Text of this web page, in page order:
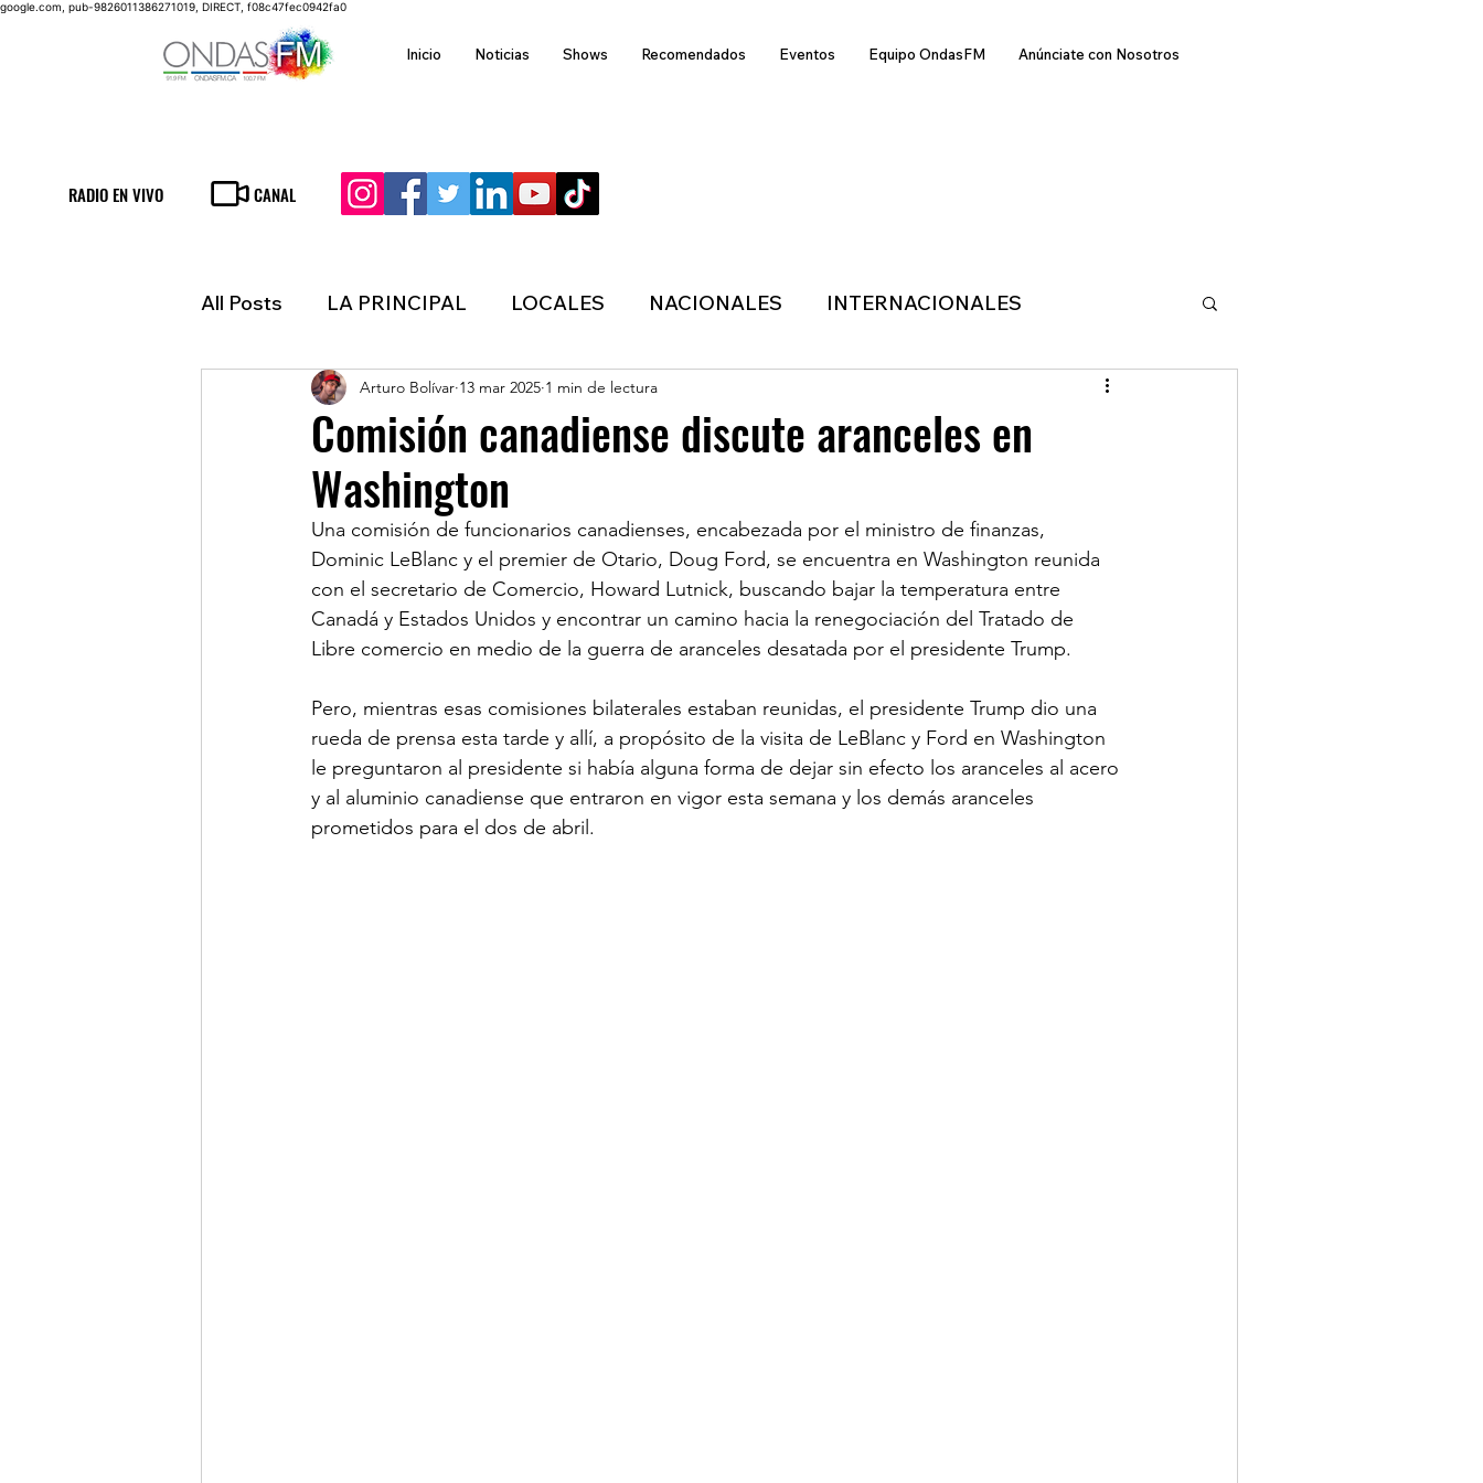
google.com, pub-9826011386271019, DIRECT, f08c47fec0942fa0
Inicio Noticias Shows Recomendados Eventos Equipo OndasFM Anúnciate con Nosotros
RADIO EN VIVO CANAL
All Posts LA PRINCIPAL LOCALES NACIONALES INTERNACIONALES
ESPECTACULOS FINANZAS ECONÓMICA TECNOLOGIA
LATINOAMERICA INMIGRACION
LINKS DE INTERES RECOMENDADO DE LA SEMANA REDES 20 MINUTOS
Comisión canadiense discute aranceles en
Washington
Arturo Bolívar 13 mar 2025 1 min de lectura
Una comisión de funcionarios canadienses, encabezada por el ministro de finanzas,
Dominic LeBlanc y el premier de Otario, Doug Ford, se encuentra en Washington reunida
con el secretario de Comercio, Howard Lutnick, buscando bajar la temperatura entre
Canadá y Estados Unidos y encontrar un camino hacia la renegociación del Tratado de
Libre comercio en medio de la guerra de aranceles desatada por el presidente Trump.
Pero, mientras esas comisiones bilaterales estaban reunidas, el presidente Trump dio una
rueda de prensa esta tarde y allí, a propósito de la visita de LeBlanc y Ford en Washington
le preguntaron al presidente si había alguna forma de dejar sin efecto los aranceles al acero
y al aluminio canadiense que entraron en vigor esta semana y los demás aranceles
prometidos para el dos de abril.